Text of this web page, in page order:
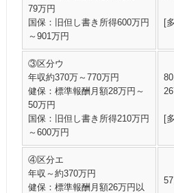
79万円
国保：旧但し書き所得600万円
～901万円
[
③区分ウ
年収約370万～770万円
健保：標準報酬月額28万円～
50万円
国保：旧但し書き所得210万円
～600万円
[
④区分エ
年収～約370万円
健保：標準報酬月額26万円以